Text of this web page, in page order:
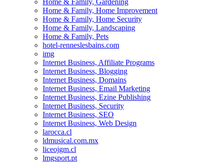
Home & Family, Gardening
Home & Family, Home Improvement
Home & Family, Home Security
Home & Family, Landscaping
Home & Family, Pets
hotel-renneslesbains.com
img
Internet Business, Affiliate Programs
Internet Business, Blogging
Internet Business, Domains
Internet Business, Email Marketing
Internet Business, Ezine Publishing
Internet Business, Security
Internet Business, SEO
Internet Business, Web Design
larocca.cl
ldmusical.com.mx
liceojgm.cl
lmgsport.pt